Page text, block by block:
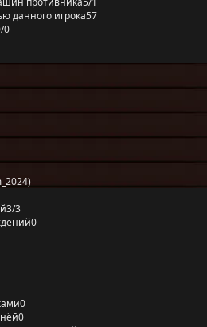
данного игрока57
0
3/3
0
0
0